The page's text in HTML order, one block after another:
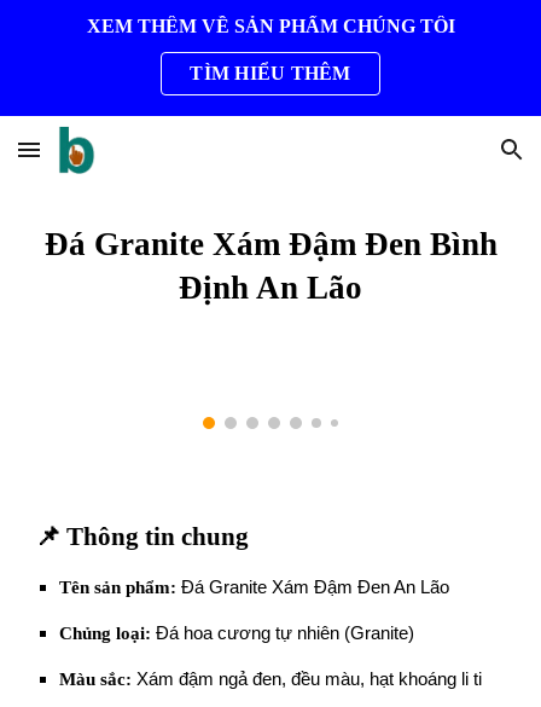
XEM THÊM VỀ SẢN PHẨM CHÚNG TÔI
TÌM HIỂU THÊM
Đá Granite Xám Đậm Đen Bình
Định An Lão
📌 Thông tin chung
Tên sản phẩm: Đá Granite Xám Đậm Đen An Lão
Chủng loại: Đá hoa cương tự nhiên (Granite)
Màu sắc: Xám đậm ngả đen, đều màu, hạt khoáng li ti